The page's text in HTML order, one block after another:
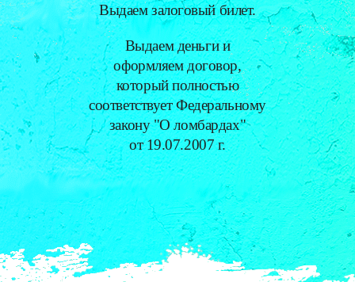
Выдаем залоговый билет.
Выдаем деньги и
оформляем договор,
который полностью
соответствует Федеральному
закону "О ломбардах"
от 19.07.2007 г.